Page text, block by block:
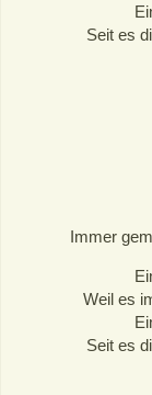
Seit es
Immer
Weil es
Seit es